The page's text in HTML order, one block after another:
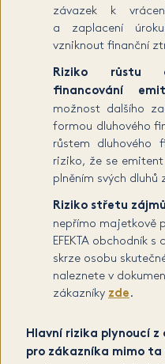
závazek k
a zaplacení
vzniknout finanční
Riziko růstu
financování
možnost dalšího
formou dluhového
růstem dluhového
riziko, že se
plněním svých dluhů
Riziko střetu zájmů
nepřímo majetkově
EFEKTA obchodník
skrze osobu
naleznete v
zákazníky zde .
Hlavní rizika plynoucí
pro zákazníka mimo ta